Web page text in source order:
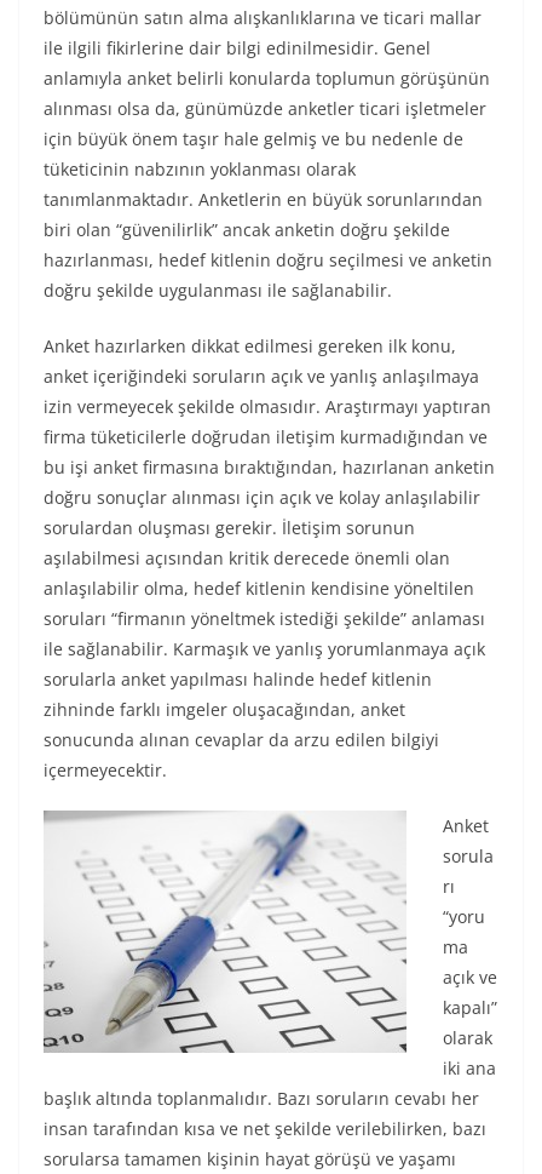
bölümünün satın alma alışkanlıklarına ve ticari mallar
ile ilgili fikirlerine dair bilgi edinilmesidir. Genel
anlamıyla anket belirli konularda toplumun görüşünün
alınması olsa da, günümüzde anketler ticari işletmeler
için büyük önem taşır hale gelmiş ve bu nedenle de
tüketicinin nabzının yoklanması olarak
tanımlanmaktadır. Anketlerin en büyük sorunlarından
biri olan “güvenilirlik” ancak anketin doğru şekilde
hazırlanması, hedef kitlenin doğru seçilmesi ve anketin
doğru şekilde uygulanması ile sağlanabilir.
Anket hazırlarken dikkat edilmesi gereken ilk konu,
anket içeriğindeki soruların açık ve yanlış anlaşılmaya
izin vermeyecek şekilde olmasıdır. Araştırmayı yaptıran
firma tüketicilerle doğrudan iletişim kurmadığından ve
bu işi anket firmasına bıraktığından, hazırlanan anketin
doğru sonuçlar alınması için açık ve kolay anlaşılabilir
sorulardan oluşması gerekir. İletişim sorunun
aşılabilmesi açısından kritik derecede önemli olan
anlaşılabilir olma, hedef kitlenin kendisine yöneltilen
soruları “firmanın yöneltmek istediği şekilde” anlaması
ile sağlanabilir. Karmaşık ve yanlış yorumlanmaya açık
sorularla anket yapılması halinde hedef kitlenin
zihninde farklı imgeler oluşacağından, anket
sonucunda alınan cevaplar da arzu edilen bilgiyi
içermeyecektir.
Anket
sorula
rı
“yoru
ma
açık ve
kapalı”
olarak
iki ana
başlık altında toplanmalıdır. Bazı soruların cevabı her
insan tarafından kısa ve net şekilde verilebilirken, bazı
sorularsa tamamen kişinin hayat görüşü ve yaşamı